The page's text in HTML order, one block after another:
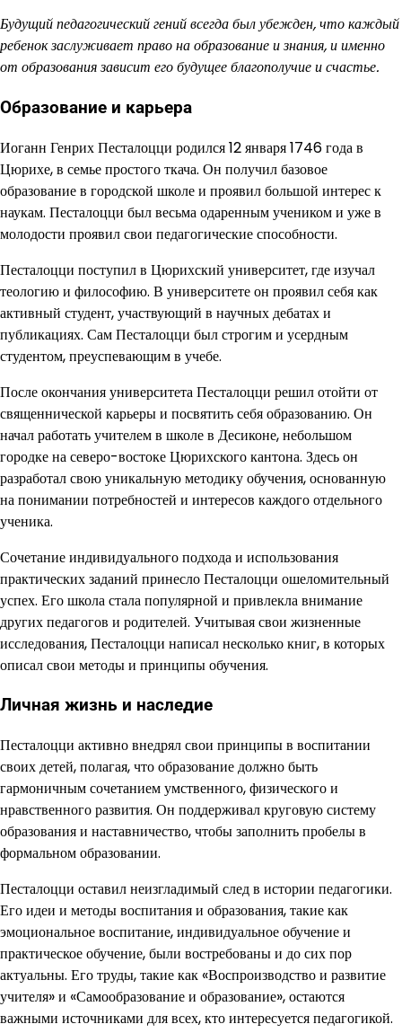
Будущий педагогический гений всегда был убежден, что каждый
ребенок заслуживает право на образование и знания, и именно
от образования зависит его будущее благополучие и счастье.
Образование и карьера
Иоганн Генрих Песталоцци родился 12 января 1746 года в
Цюрихе, в семье простого ткача. Он получил базовое
образование в городской школе и проявил большой интерес к
наукам. Песталоцци был весьма одаренным учеником и уже в
молодости проявил свои педагогические способности.
Песталоцци поступил в Цюрихский университет, где изучал
теологию и философию. В университете он проявил себя как
активный студент, участвующий в научных дебатах и
публикациях. Сам Песталоцци был строгим и усердным
студентом, преуспевающим в учебе.
После окончания университета Песталоцци решил отойти от
священнической карьеры и посвятить себя образованию. Он
начал работать учителем в школе в Десиконе, небольшом
городке на северо-востоке Цюрихского кантона. Здесь он
разработал свою уникальную методику обучения, основанную
на понимании потребностей и интересов каждого отдельного
ученика.
Сочетание индивидуального подхода и использования
практических заданий принесло Песталоцци ошеломительный
успех. Его школа стала популярной и привлекла внимание
других педагогов и родителей. Учитывая свои жизненные
исследования, Песталоцци написал несколько книг, в которых
описал свои методы и принципы обучения.
Личная жизнь и наследие
Песталоцци активно внедрял свои принципы в воспитании
своих детей, полагая, что образование должно быть
гармоничным сочетанием умственного, физического и
нравственного развития. Он поддерживал круговую систему
образования и наставничество, чтобы заполнить пробелы в
формальном образовании.
Песталоцци оставил неизгладимый след в истории педагогики.
Его идеи и методы воспитания и образования, такие как
эмоциональное воспитание, индивидуальное обучение и
практическое обучение, были востребованы и до сих пор
актуальны. Его труды, такие как «Воспроизводство и развитие
учителя» и «Самообразование и образование», остаются
важными источниками для всех, кто интересуется педагогикой.